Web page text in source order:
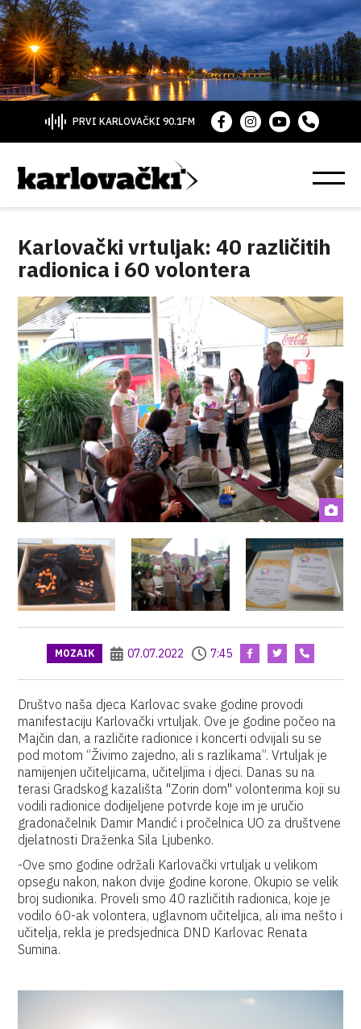
PRVI KARLOVAČKI 90.1FM
Karlovački vrtuljak: 40 različitih
radionica i 60 volontera
MOZAIK 07.07.2022 7:45
Društvo naša djeca Karlovac svake godine provodi
manifestaciju Karlovački vrtuljak. Ove je godine počeo na
Majčin dan, a različite radionice i koncerti odvijali su se
pod motom “Živimo zajedno, ali s razlikama”. Vrtuljak je
namijenjen učiteljicama, učiteljima i djeci. Danas su na
terasi Gradskog kazališta "Zorin dom" volonterima koji su
vodili radionice dodijeljene potvrde koje im je uručio
gradonačelnik Damir Mandić i pročelnica UO za društvene
djelatnosti Draženka Sila Ljubenko.
-Ove smo godine održali Karlovački vrtuljak u velikom
opsegu nakon, nakon dvije godine korone. Okupio se velik
broj sudionika. Proveli smo 40 različitih radionica, koje je
vodilo 60-ak volontera, uglavnom učiteljica, ali ima nešto i
učitelja, rekla je predsjednica DND Karlovac Renata
Sumina.